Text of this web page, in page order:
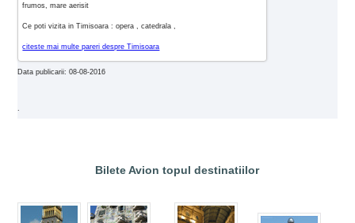
frumos, mare aerisit
Ce poti vizita in Timisoara : opera , catedrala ,
citeste mai multe pareri despre Timisoara
Data publicarii: 08-08-2016
.
Bilete Avion topul destinatiilor